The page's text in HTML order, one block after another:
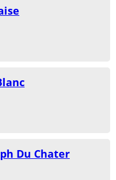
Du Chater